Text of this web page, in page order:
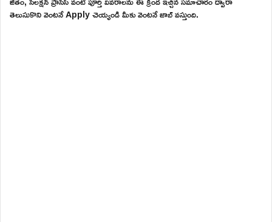
తెలుసుకొని వెంటనే Apply చెయ్యండి మీకు వెంటనే జాబ్ వస్తుంది.